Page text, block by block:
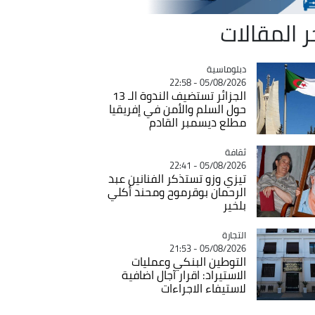
المقالات
Catégorie
دبلوماسية
05/08/2026 - 22:58
الجزائر تستضيف الندوة الـ 13
حول السلم والأمن في إفريقيا
مطلع ديسمبر القادم
Catégorie
ثقافة
05/08/2026 - 22:41
تيزي وزو تستذكر الفنانين عبد
الرحمان بوقرموح ومحند أكلي
بلخير
Catégorie
التجارة
05/08/2026 - 21:53
التوطين البنكي وعمليات
الاستيراد: اقرار آجال اضافية
لاستيفاء الاجراءات